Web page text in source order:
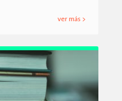
ver más >